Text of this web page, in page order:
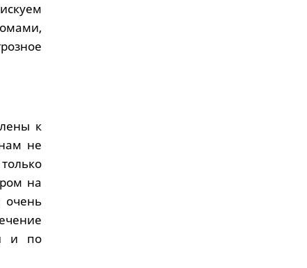
к
не
на
и по